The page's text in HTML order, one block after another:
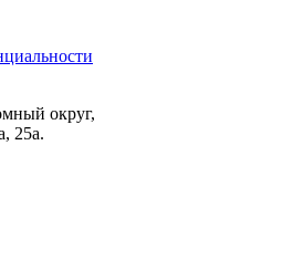
округ,
25а.